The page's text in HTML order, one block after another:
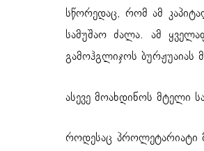
სწორედაც, რომ ამ
სამუშაო ძალა. ამ
გამოჰგლიჯოს ბურჟუაიას
ასევე მოახდინოს მტელი
როდესაც პროლეტარიატი